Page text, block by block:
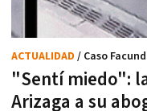
"Sentí miedo":
Arizaga a su
ACTUALIDAD / Caso